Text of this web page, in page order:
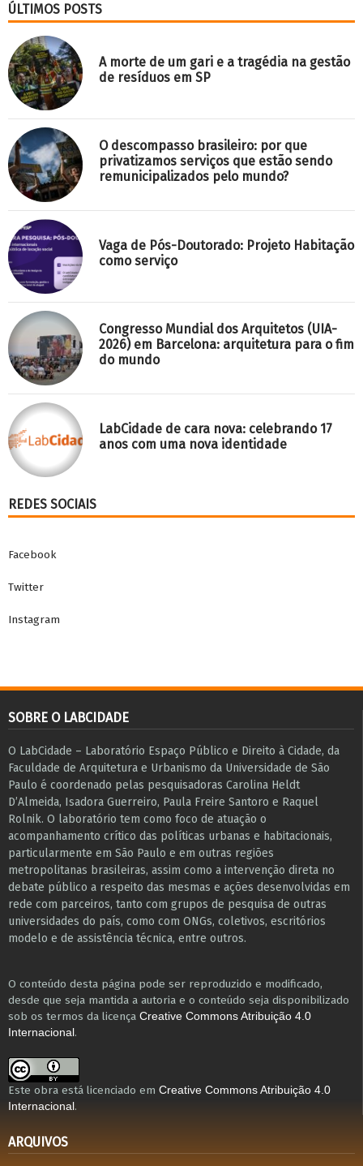
ÚLTIMOS POSTS
A morte de um gari e a tragédia na gestão
de resíduos em SP
O descompasso brasileiro: por que
privatizamos serviços que estão sendo
remunicipalizados pelo mundo?
Vaga de Pós-Doutorado: Projeto Habitação
como serviço
Congresso Mundial dos Arquitetos (UIA-
2026) em Barcelona: arquitetura para o fim
do mundo
LabCidade de cara nova: celebrando 17
anos com uma nova identidade
REDES SOCIAIS
Facebook
Twitter
Instagram
SOBRE O LABCIDADE
O LabCidade – Laboratório Espaço Público e Direito à Cidade, da
Faculdade de Arquitetura e Urbanismo da Universidade de São
Paulo é coordenado pelas pesquisadoras Carolina Heldt
D’Almeida, Isadora Guerreiro, Paula Freire Santoro e Raquel
Rolnik. O laboratório tem como foco de atuação o
acompanhamento crítico das políticas urbanas e habitacionais,
particularmente em São Paulo e ​em outras regiões
metropolitanas brasileiras, assim como a intervenção direta no
debate público a respeito das mesmas e ações desenvolvidas em
r​e​de com parceiros, tanto com grupos de pesquisa ​de outras
universidades do país, como com ONGs, coletivos, escritórios
modelo e de assistência técnica​, entre outros​.
O conteúdo desta página pode ser reproduzido e modificado,
desde que seja mantida a autoria e o conteúdo seja disponibilizado
sob os termos da licença Creative Commons Atribuição 4.0
Internacional .
Este obra está licenciado em Creative Commons Atribuição 4.0
Internacional .
ARQUIVOS